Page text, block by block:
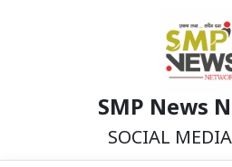
SMP News
SOCIAL